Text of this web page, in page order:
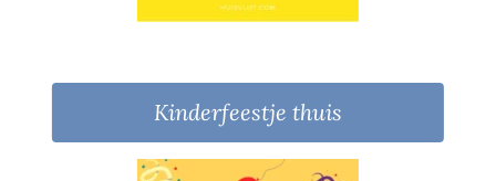
Kinderfeestje thuis